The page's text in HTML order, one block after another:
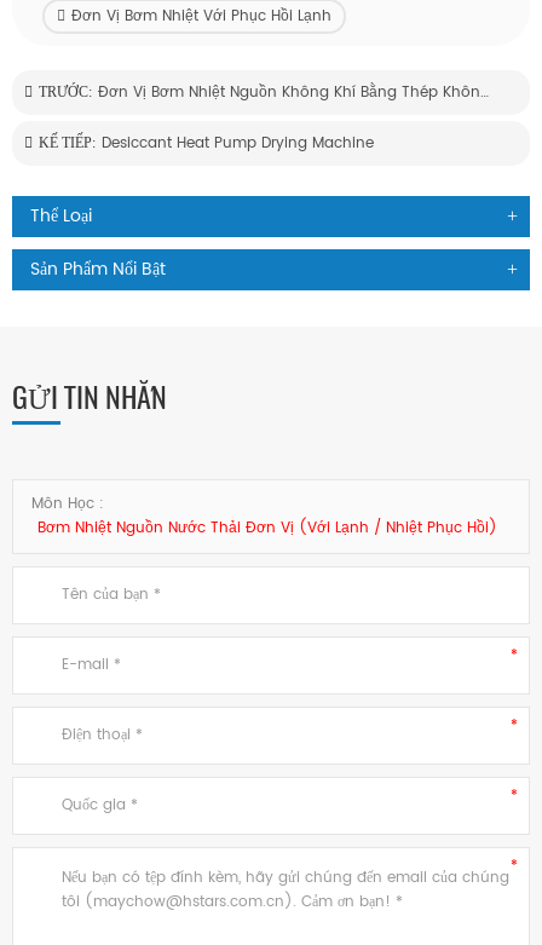
Đơn Vị Bơm Nhiệt Với Phục Hồi Lạnh
TRƯỚC: Đơn Vị Bơm Nhiệt Nguồn Không Khí Bằng Thép Không Gỉ
KẾ TIẾP: Desiccant Heat Pump Drying Machine
Thể Loại
Sản Phẩm Nổi Bật
GỬI TIN NHẮN
Môn Học :
Bơm Nhiệt Nguồn Nước Thải Đơn Vị (với Lạnh / Nhiệt Phục Hồi)